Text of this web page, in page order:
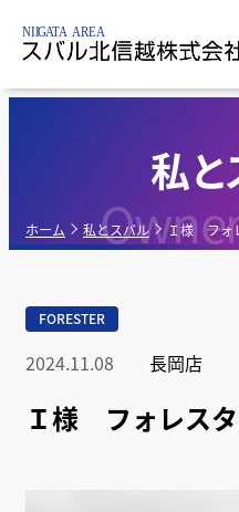
私
ホーム 私とスバル Ｉ様 フォ
FORESTER
2024.11.08 長岡店
Ｉ様 フォレス